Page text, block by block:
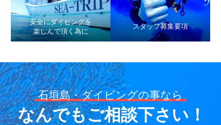
安全にダイビングを
楽しんで頂く為に
スタッフ募集要項
石垣島・ダイビングの事なら
なんでもご相談下さい！